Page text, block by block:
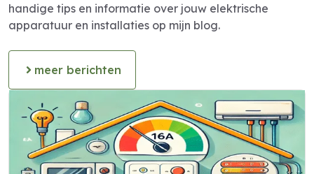
handige tips en informatie over jouw elektrische
apparatuur en installaties op mijn blog.
meer berichten